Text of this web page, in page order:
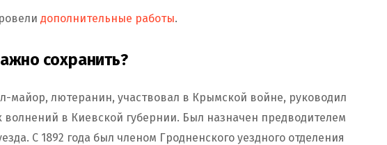
дополнительные работы.
сохранить?
майор, лютеранин, участвовал в Крымской войне, руководил
волнений в Киевской губернии. Был назначен предводителем
С 1892 года был членом Гродненского уездного отделения